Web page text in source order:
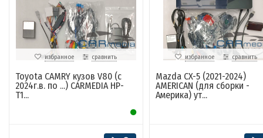
избранное сравнить
Toyota CAMRY кузов V80 (с
2024г.в. по ...) CARMEDIA HP-
T1...
избранное сравнить
Mazda CX-5 (2021-2024)
AMERICAN (для сборки -
Америка) ут...